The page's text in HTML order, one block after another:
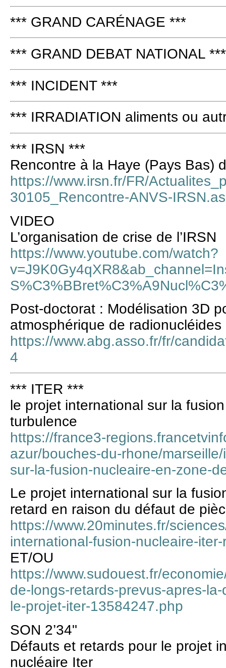
*** GRAND CARÉNAGE ***
*** GRAND DEBAT NATIONAL ***
*** INCIDENT ***
*** IRRADIATION aliments ou
*** IRSN ***
Rencontre à la Haye (Pays Bas)
https://www.irsn.fr/FR/
30105_Rencontre-ANVS-
VIDEO
L’organisation de crise de l’IRSN
https://www.youtube.com/watch?
Post-doctorat : Modélisation 3D
atmosphérique de
https://www.abg.asso.fr/fr/
4
*** ITER ***
le projet international sur la
turbulence
https://france3-
azur/bouches-du-rhone/
sur-la-fusion-nucleaire-en-zone-
Le projet international sur la
retard en raison du défaut de
https://www.20minutes.fr/
international-fusion-nucleaire-
ET/OU
https://www.sudouest.fr/
de-longs-retards-prevus-apres-
le-projet-iter-13584247.php
SON 2’34"
Défauts et retards pour le projet
nucléaire Iter